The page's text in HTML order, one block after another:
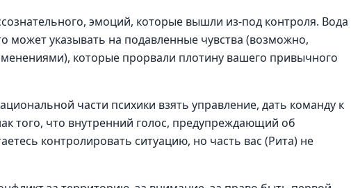
эмоций, которые вышли из-под контроля. Вода
может указывать на подавленные чувства (возможно,
которые прорвали плотину вашего привычного
части психики взять управление, дать команду к
того, что внутренний голос, предупреждающий об
контролировать ситуацию, но часть вас (Рита) не